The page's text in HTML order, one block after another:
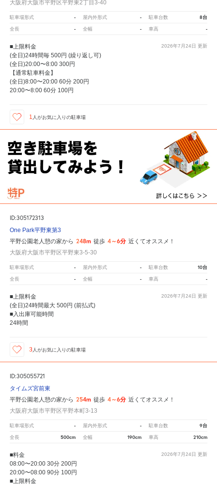
大阪府大阪市平野区平野東2丁目3-40
駐車場形式 - 屋内外形式 - 駐車台数 8台
全長 - 全幅 - 車高 -
2026年7月24日 更新
■上限料金
(全日)24時間毎 500円 (繰り返し可)
(全日)20:00〜8:00 300円
【通常駐車料金】
(全日)8:00〜20:00 60分 200円
20:00〜8:00 60分 100円
1 人がお気に入りの駐車場
ID:305172313
One Park平野東第3
平野公園老人憩の家から 248m 徒歩 4～6分 近くてオススメ！
大阪府大阪市平野区平野東3-5-30
駐車場形式 - 屋内外形式 - 駐車台数 10台
全長 - 全幅 - 車高 -
2026年7月24日 更新
■上限料金
(全日)24時間最大 500円 (前払式)
■入出庫可能時間
24時間
3人がお気に入りの駐車場
ID:305055721
タイムズ宮前東
平野公園老人憩の家から 254m 徒歩 4～6分 近くてオススメ！
大阪府大阪市平野区平野本町3-13
駐車場形式 - 屋内外形式 - 駐車台数 9台
全長 500cm 全幅 190cm 車高 210cm
2026年7月24日 更新
■料金
08:00〜20:00 30分 200円
20:00〜08:00 90分 100円
■上限料金